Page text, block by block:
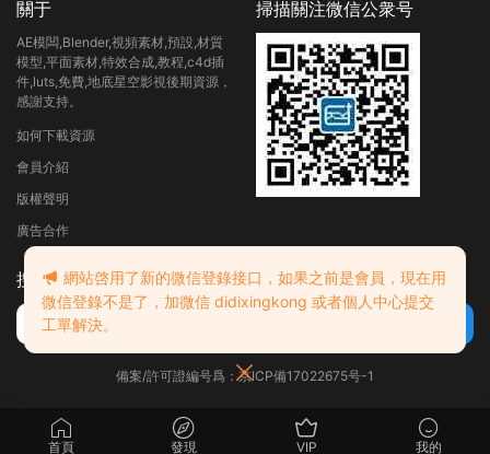
關于
AE模闆,Blender,視頻素材,預設,材質
模型,平面素材,特效合成,教程,c4d插
件,luts,免費,地底星空影視後期資源，
感謝支持。
如何下載資源
會員介紹
版權聲明
廣告合作
掃描關注微信公衆号
搜索
備案/許可證編号爲：京ICP備17022675号-1
首頁 發現 VIP 我的
網站啓用了新的微信登錄接口，如果之前是會員，現在用
微信登錄不是了，加微信 didixingkong 或者個人中心提交
工單解決。